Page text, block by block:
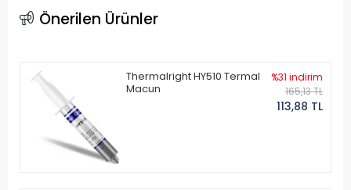
Önerilen Ürünler
Thermalright HY510 Termal
Macun
%31 indirim
165,13 TL
113,88 TL